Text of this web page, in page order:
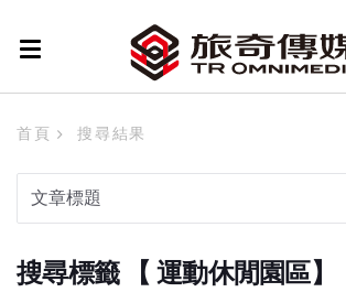
首頁 搜尋結果
搜尋標籤 【 運動休閒園區】